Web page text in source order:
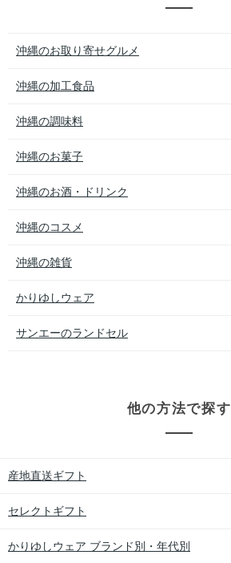
沖縄のお取り寄せグルメ
沖縄の加工食品
沖縄の調味料
沖縄のお菓子
沖縄のお酒・ドリンク
沖縄のコスメ
沖縄の雑貨
かりゆしウェア
サンエーのランドセル
他の方法で探す
産地直送ギフト
セレクトギフト
かりゆしウェア ブランド別・年代別